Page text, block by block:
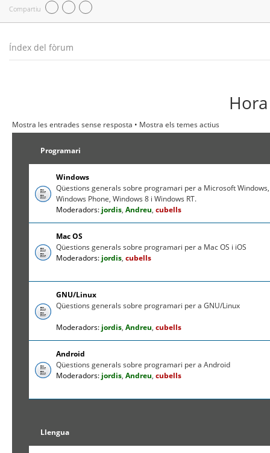
Compartiu
Índex del fòrum
Mostra les entrades sense resposta • Mostra els temes actius
Programari
Windows
Qüestions generals sobre programari per a Microsoft Windows,
Windows Phone, Windows 8 i Windows RT.
Moderadors: jordis,Andreu,cubells
Mac OS
Qüestions generals sobre programari per a Mac OS i iOS
Moderadors: jordis,cubells
GNU/Linux
Qüestions generals sobre programari per a GNU/Linux
Moderadors: jordis,Andreu,cubells
Android
Qüestions generals sobre programari per a Android
Moderadors: jordis,Andreu,cubells
Llengua